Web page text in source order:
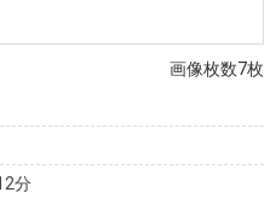
画像枚数7枚
分